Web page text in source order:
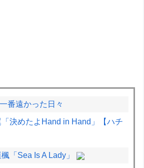
番遠かった日々
「決めたよHand in Hand」【ハチ
「Sea Is A Lady」